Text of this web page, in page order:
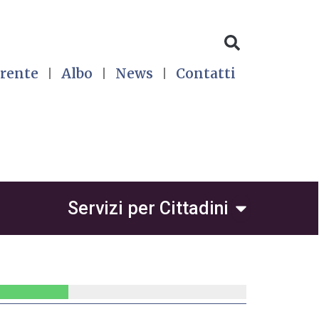
Albo News Contatti
AvvocatiServizi per Cittadini Open